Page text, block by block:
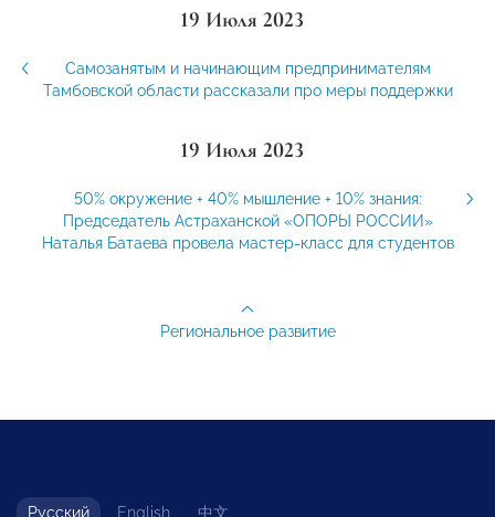
19 Июля 2023
Самозанятым и начинающим предпринимателям
Тамбовской области рассказали про меры поддержки
19 Июля 2023
50% окружение + 40% мышление + 10% знания:
Председатель Астраханской «ОПОРЫ РОССИИ»
Наталья Батаева провела мастер-класс для студентов
Региональное развитие
Русский English 中文